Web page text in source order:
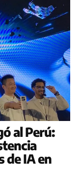
al Perú:
de IA en